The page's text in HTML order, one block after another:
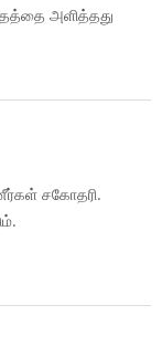
அளித்தது
சகோதரி.